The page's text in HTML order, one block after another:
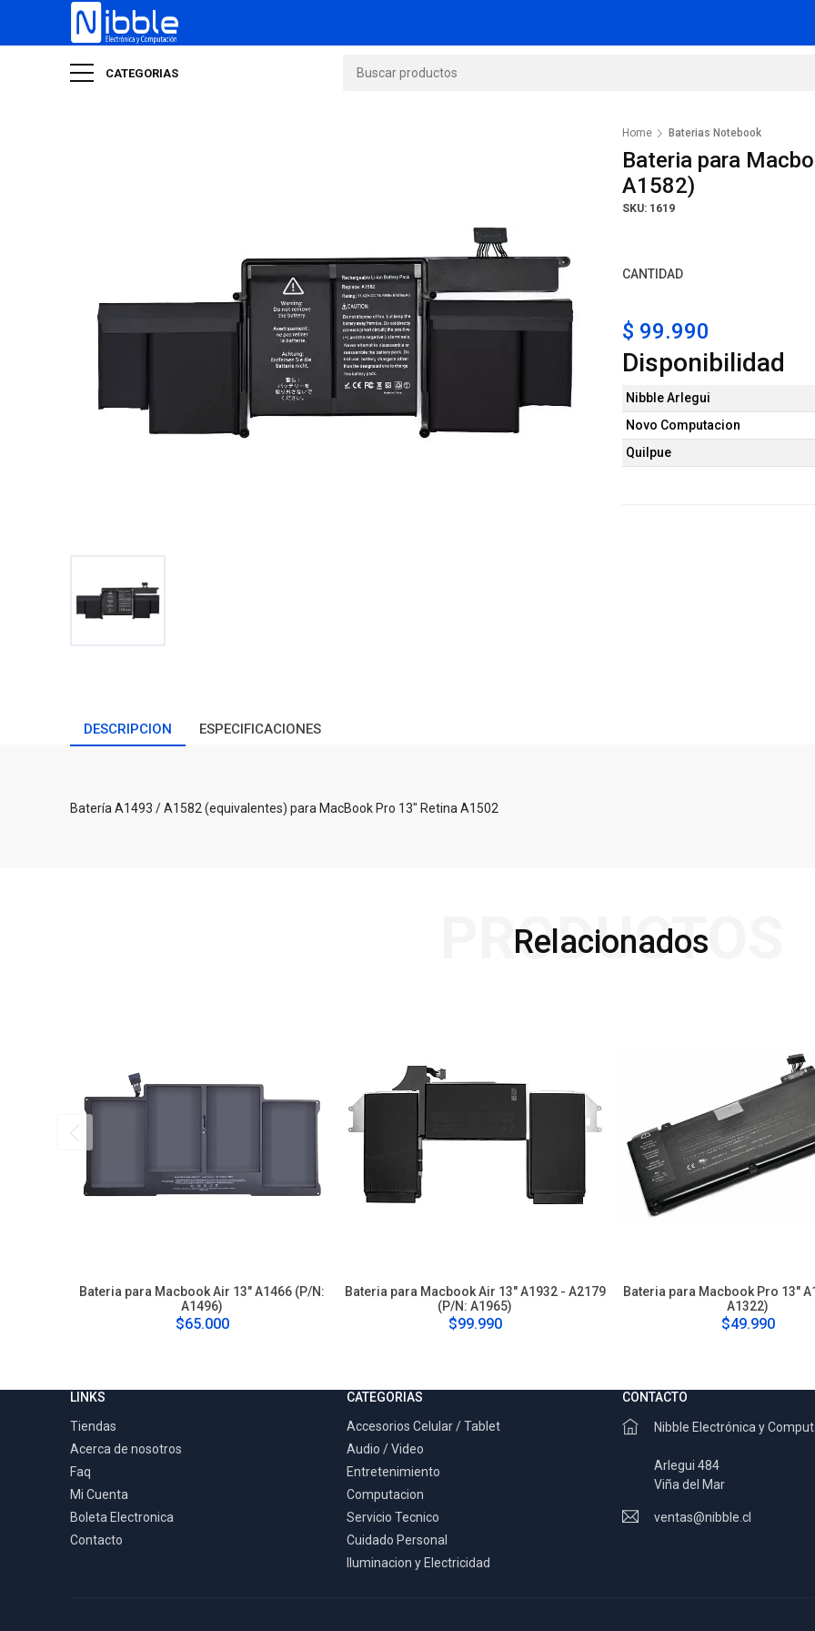
CATEGORIAS
Home Baterias Notebook
Bateria para
A1582)
SKU: 1619
CANTIDAD
$ 99.990
Disponibilidad
Nibble Arlegui
Novo Computacion
Quilpue
DESCRIPCION ESPECIFICACIONES
Batería A1493 / A1582 (equivalentes) para MacBook Pro 13" Retina A1502
Relacionados
PRODUCTOS
Bateria para Macbook Air 13" A1466 (P/N:
A1496)
$65.000
Bateria para Macbook Air 13" A1932 - A2179
(P/N: A1965)
$99.990
Bateria para Macbook Pro 13"
A1322)
$49.990
LINKS
Tiendas
Acerca de nosotros
Faq
Mi Cuenta
Boleta Electronica
Contacto
CATEGORIAS
Accesorios Celular / Tablet
Audio / Video
Entretenimiento
Computacion
Servicio Tecnico
Cuidado Personal
Iluminacion y Electricidad
CONTACTO
Nibble Electrónica y
Arlegui 484
Viña del Mar
ventas@nibble.cl